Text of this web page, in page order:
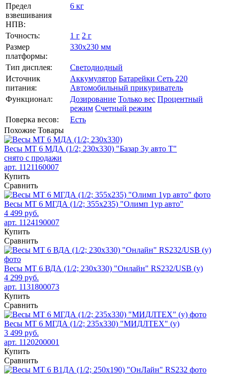
Предел
взвешивания
НПВ:
6 кг
Точность: 1 г 2 г
Размер
платформы:
330х230 мм
Тип дисплея:
Светодиодный
Источник
питания:
Аккумулятор Батарейки Сеть 220
Автомобильный прикуриватель
Функционал:
Дозирование Только вес Процентный
режим Счетный режим
Поверка весов:
Есть
Похожие Товары
Весы МТ 6 МДА (1/2; 230х330) "Базар 3у авто Т"
снято с продажи
арт. 1121160007
Купить
Сравнить
Весы МТ 6 МГДА (1/2; 355х235) "Олимп 1ур авто"
4 499 руб.
арт. 1124190007
Купить
Сравнить
Весы МТ 6 ВДА (1/2; 230х330) "Онлайн" RS232/USB (у)
4 299 руб.
арт. 1131800073
Купить
Сравнить
Весы МТ 6 МГДА (1/2; 235х330) "МИДЛТЕХ" (у)
3 499 руб.
арт. 1120200001
Купить
Сравнить